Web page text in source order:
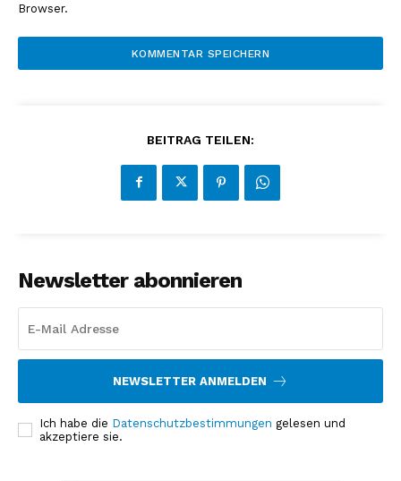
Browser.
BEITRAG TEILEN:
Newsletter abonnieren
NEWSLETTER ANMELDEN
Ich habe die Datenschutzbestimmungen gelesen und
akzeptiere sie.